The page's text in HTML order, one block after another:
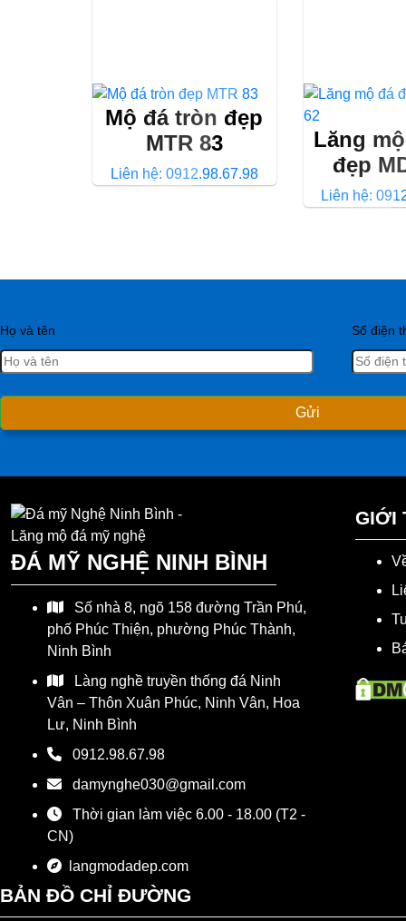
Mộ đá tròn đẹp
MTR 83
Liên hệ: 0912.98.67.98
Lăng
đẹp
Liên hệ:
Họ và tên Số điện
ĐÁ MỸ NGHỆ NINH BÌNH
Số nhà 8, ngõ 158 đường Trần Phú,
phố Phúc Thiện, phường Phúc Thành,
Ninh Bình
Làng nghề truyền thống đá Ninh
Vân – Thôn Xuân Phúc, Ninh Vân, Hoa
Lư, Ninh Bình
0912.98.67.98
damynghe030@gmail.com
Thời gian làm việc 6.00 - 18.00 (T2 -
CN)
langmodadep.com
GIỚI
BẢN ĐỒ CHỈ ĐƯỜNG